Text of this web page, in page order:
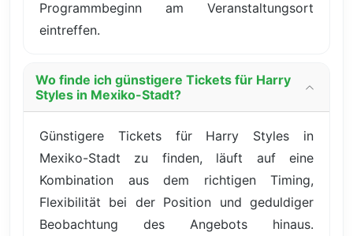
Programmbeginn am Veranstaltungsort
eintreffen.
Wo finde ich günstigere Tickets für Harry
Styles in Mexiko-Stadt?
Günstigere Tickets für Harry Styles in
Mexiko-Stadt zu finden, läuft auf eine
Kombination aus dem richtigen Timing,
Flexibilität bei der Position und geduldiger
Beobachtung des Angebots hinaus.